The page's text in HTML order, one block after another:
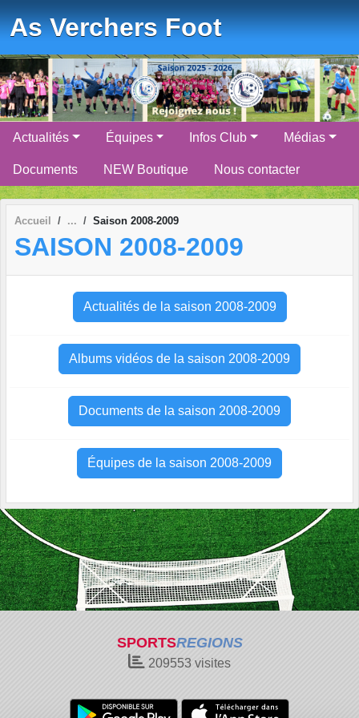
As Verchers Foot
Actualités Équipes Infos Club Médias
Documents NEW Boutique Nous contacter
Accueil Saison 2008-2009
SAISON 2008-2009
Actualités de la saison 2008-2009
Albums vidéos de la saison 2008-2009
Documents de la saison 2008-2009
Équipes de la saison 2008-2009
SPORTSREGIONS
209553 visites